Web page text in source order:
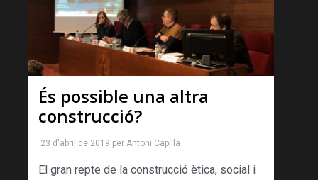
És possible una altra
construcció?
23 d'abril de 2019 per Antoni Capilla
El gran repte de la construcció ètica, social i